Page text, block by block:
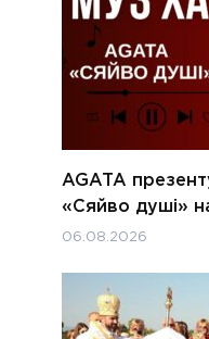
AGATA
«Сяйво душі»
06.08.2026